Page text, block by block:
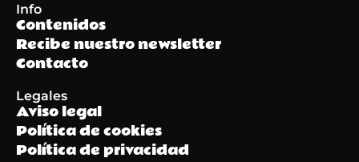
Info
Contenidos
Recibe nuestro newsletter
Contacto
Legales
Aviso legal
Política de cookies
Política de privacidad